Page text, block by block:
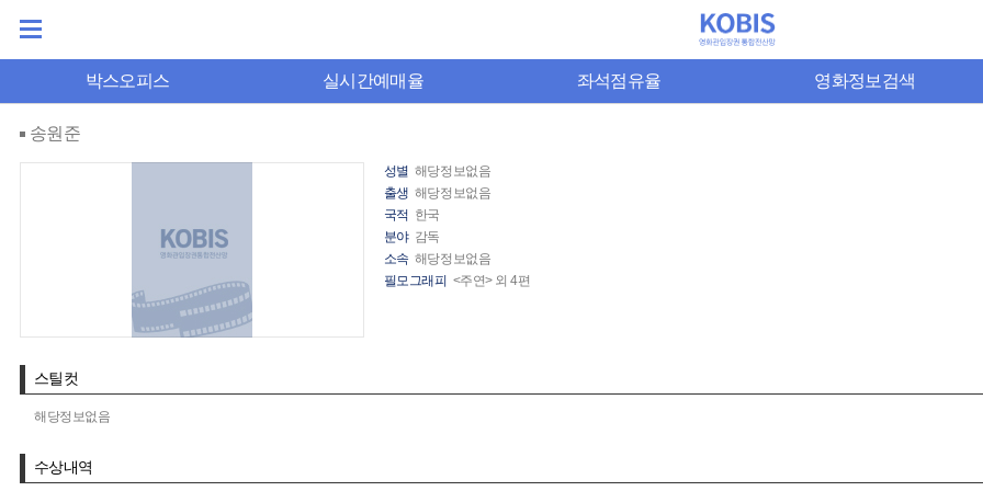
박스오피스 실시간예매율 좌석점유율 영화정보검색
송원준
성별 해당정보없음
출생 해당정보없음
국적 한국
분야 감독
소속 해당정보없음
필모그래피 <주연> 외 4편
스틸컷
해당정보없음
수상내역